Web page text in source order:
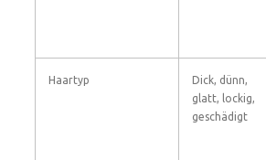
Haartyp
Dick, dünn,
glatt, lockig,
geschädigt